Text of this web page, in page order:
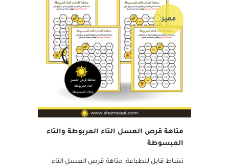
متاهة قرص العسل التاء المربوطة والتاء
مميز